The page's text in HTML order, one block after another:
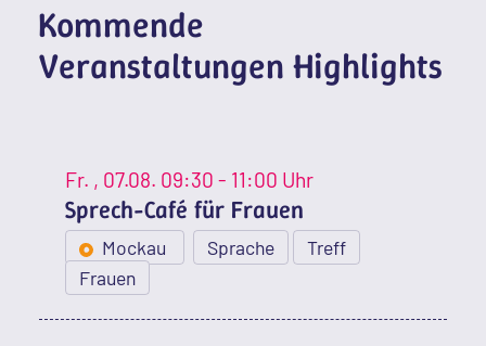
Kommende
Veranstaltungen Highlights
Fr. , 07.08. 09:30 - 11:00 Uhr
Sprech-Café für Frauen
Mockau Sprache
Treff
Frauen